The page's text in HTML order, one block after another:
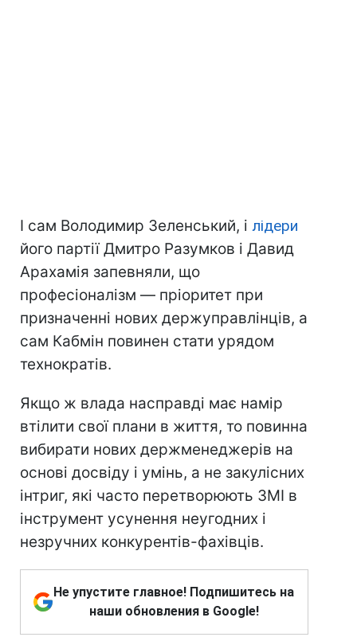
І сам Володимир Зеленський, і лідери
його партії Дмитро Разумков і Давид
Арахамія запевняли, що
професіоналізм — пріоритет при
призначенні нових держуправлінців, а
сам Кабмін повинен стати урядом
технократів.
Якщо ж влада насправді має намір
втілити свої плани в життя, то повинна
вибирати нових держменеджерів на
основі досвіду і умінь, а не закулісних
інтриг, які часто перетворюють ЗМІ в
інструмент усунення неугодних і
незручних конкурентів-фахівців.
Не упустите главное! Подпишитесь на
наши обновления в Google!